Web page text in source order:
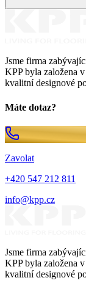
Jsme firma
KPP byla založena
kvalitní designové
Máte dotaz?
Zavolat
+420 547 212 811
info@kpp.cz
Jsme firma
KPP byla založena
kvalitní designové